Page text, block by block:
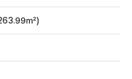
㎡)